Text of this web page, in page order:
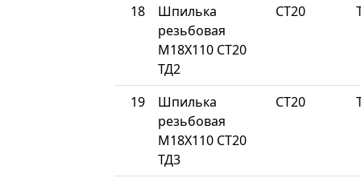
18
Шпилька
резьбовая
М18Х110 СТ20
ТД2
СТ20
19
Шпилька
резьбовая
М18Х110 СТ20
ТД3
СТ20